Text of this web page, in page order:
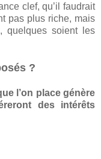
clef, qu’il faudrait
pas plus riche, mais
quelques soient les
?
l’on place génère
des intérêts